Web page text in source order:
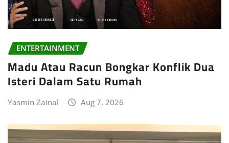
ENTERTAINMENT
Madu Atau Racun Bongkar Konflik Dua
Isteri Dalam Satu Rumah
Yasmin Zainal Aug 7, 2026